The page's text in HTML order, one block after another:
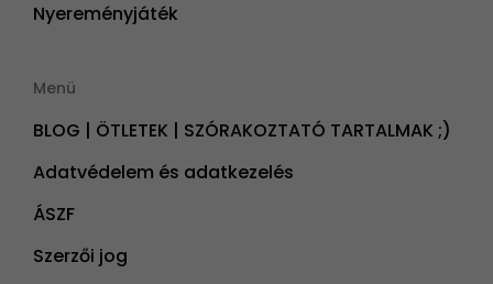
Nyereményjáték
Menü
BLOG | ÖTLETEK | SZÓRAKOZTATÓ TARTALMAK ;)
Adatvédelem és adatkezelés
ÁSZF
Szerzői jog